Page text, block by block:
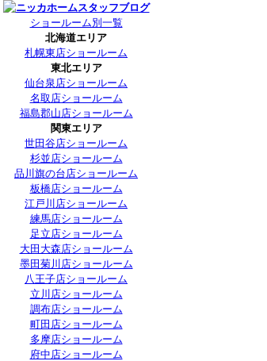
ショールーム別一覧
北海道エリア
札幌東店ショールーム
東北エリア
仙台泉店ショールーム
名取店ショールーム
福島郡山店ショールーム
関東エリア
世田谷店ショールーム
杉並店ショールーム
品川旗の台店ショールーム
板橋店ショールーム
江戸川店ショールーム
練馬店ショールーム
足立店ショールーム
大田大森店ショールーム
墨田菊川店ショールーム
八王子店ショールーム
立川店ショールーム
調布店ショールーム
町田店ショールーム
多摩店ショールーム
府中店ショールーム